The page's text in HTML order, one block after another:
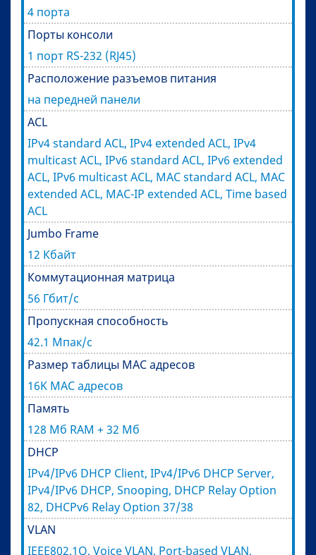
4 порта
Порты консоли
1 порт RS-232 (RJ45)
Расположение разъемов питания
на передней панели
ACL
IPv4 standard ACL, IPv4 extended ACL, IPv4
multicast ACL, IPv6 standard ACL, IPv6 extended
ACL, IPv6 multicast ACL, MAC standard ACL, MAC
extended ACL, MAC-IP extended ACL, Time based
ACL
Jumbo Frame
12 Кбайт
Коммутационная матрица
56 Гбит/с
Пропускная способность
42.1 Мпак/с
Размер таблицы MAC адресов
16K MAC адресов
Память
128 Мб RAM + 32 Мб
DHCP
IPv4/IPv6 DHCP Client, IPv4/IPv6 DHCP Server,
IPv4/IPv6 DHCP, Snooping, DHCP Relay Option
82, DHCPv6 Relay Option 37/38
VLAN
IEEE802.1Q, Voice VLAN, Port-based VLAN,